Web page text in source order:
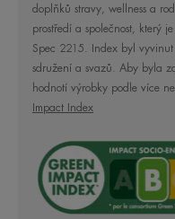
velmi vysokou kožní
ULTRA ODOLNÝ:
Testován v těch
voděodolný a odolný
HYBRIDNÍ TEXTURA:
doplňků stravy, wellness a
prostředí a společnost, který
Spec 2215. Index byl vyvinut
sdružení a svazů. Aby byla
hodnotí výrobky podle více
Impact Index